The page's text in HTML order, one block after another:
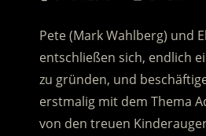
Pete (Mark Wahlberg) und
entschließen sich, endlich
zu gründen, und
erstmalig mit dem Thema
von den treuen